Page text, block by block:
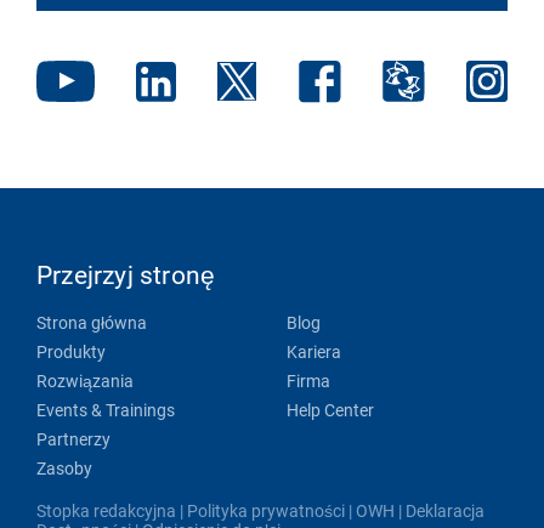
Przejrzyj stronę
Strona główna
Produkty
Rozwiązania
Events & Trainings
Partnerzy
Zasoby
Blog
Kariera
Firma
Help Center
Stopka redakcyjna | Polityka prywatności | OWH | Deklaracja